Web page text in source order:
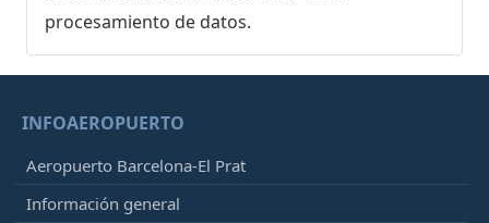
procesamiento de datos.
INFOAEROPUERTO
Aeropuerto Barcelona-El Prat
Información general